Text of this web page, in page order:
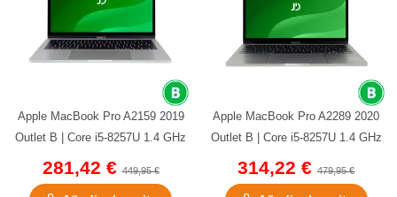
Apple MacBook Pro A2159 2019
Outlet B | Core i5-8257U 1.4 GHz
| 128 GB NVMe | 8 GB...
281,42 €449,95 €
Apple MacBook Pro A2289 2020
Outlet B | Core i5-8257U 1.4 GHz
| 256 GB NVMe | 8 GB...
314,22 €479,95 €